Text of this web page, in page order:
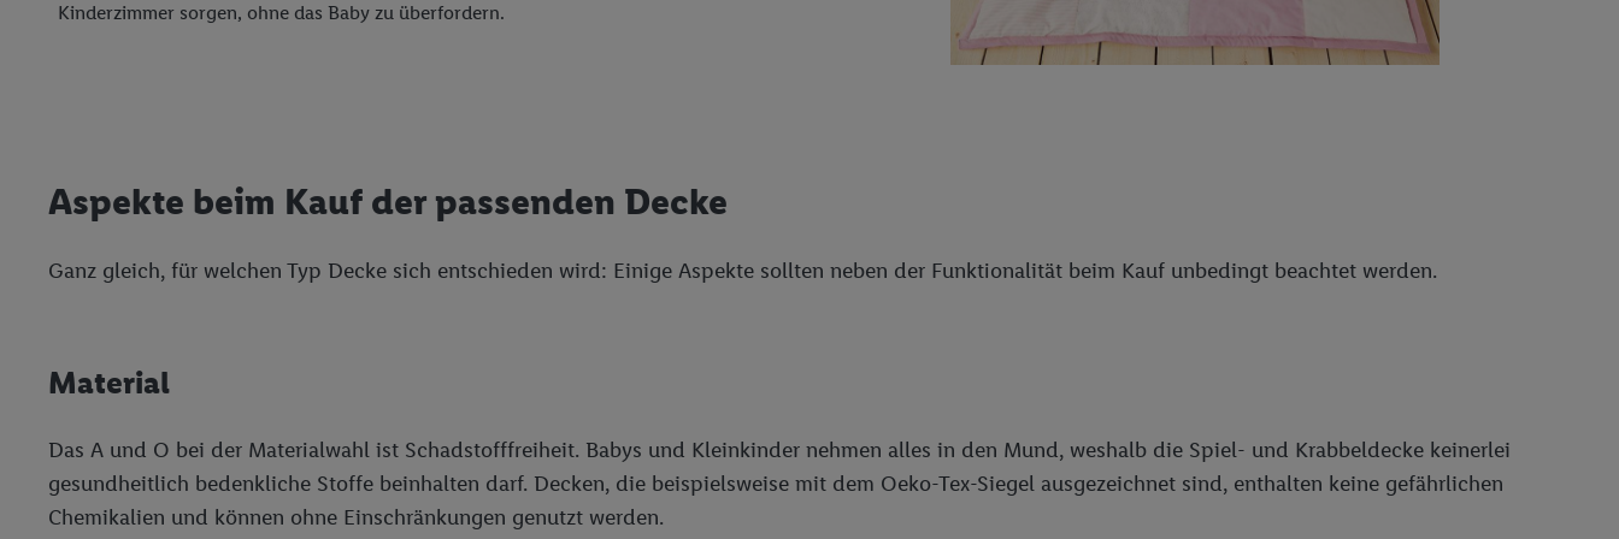
Kinderzimmer sorgen, ohne das Baby zu überfordern.
Aspekte beim Kauf der passenden Decke
Ganz gleich, für welchen Typ Decke sich entschieden wird: Einige Aspekte sollten neben der Funktionalität beim Kauf unbedingt beachtet werden.
Material
Das A und O bei der Materialwahl ist Schadstofffreiheit. Babys und Kleinkinder nehmen alles in den Mund, weshalb die Spiel- und Krabbeldecke keinerlei
gesundheitlich bedenkliche Stoffe beinhalten darf. Decken, die beispielsweise mit dem Oeko-Tex-Siegel ausgezeichnet sind, enthalten keine gefährlichen
Chemikalien und können ohne Einschränkungen genutzt werden.
Gewährleistung der Sicherheit, Verhinderung und Aufdeckung von Betrug und Fehlerbehebung, Bereitstellung und
Anzeige von Werbung und Inhalten, Abgleichung und Kombination von Daten aus unterschiedlichen Quellen,
Verwendung genauer Standortdaten. Erstellung von Profilen für personalisierte Werbung. Speichern von oder
Zugriff auf Informationen auf einem Endgerät. Entwicklung und Verbesserung der Angebote. Analyse von
reduzierter Daten zur Auswahl von Werbeanzeigen. Messung der Werbeleistung. Verwendung von Profilen zur